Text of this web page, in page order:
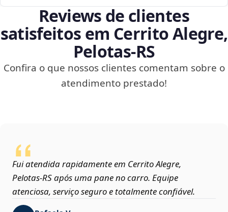
Reviews de clientes
satisfeitos em Cerrito Alegre,
Pelotas‑RS
Confira o que nossos clientes comentam sobre o
atendimento prestado!
Fui atendida rapidamente em Cerrito Alegre,
Pelotas‑RS após uma pane no carro. Equipe
atenciosa, serviço seguro e totalmente confiável.